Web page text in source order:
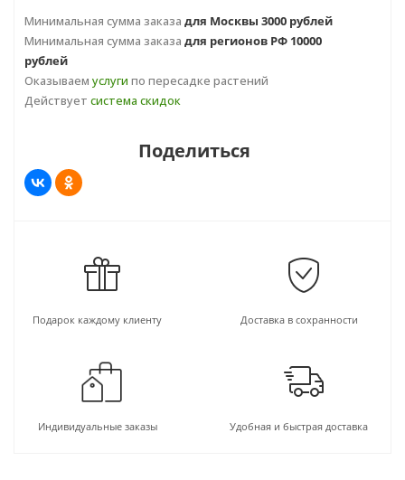
Минимальная сумма заказа для Москвы 3000 рублей
Минимальная сумма заказа для регионов РФ 10000
рублей
Оказываем услуги по пересадке растений
Действует система скидок
Поделиться
Подарок каждому клиенту Доставка в сохранности
Индивидуальные заказы Удобная и быстрая доставка